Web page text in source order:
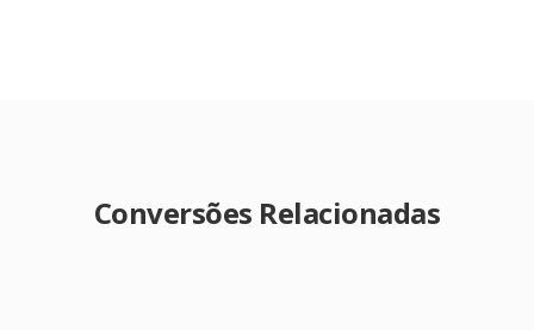
Conversões Relacionadas